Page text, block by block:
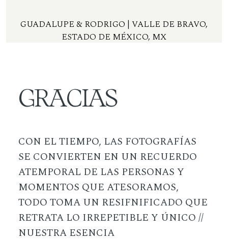
GUADALUPE & RODRIGO | VALLE DE BRAVO,
ESTADO DE MÉXICO, MX
CON EL TIEMPO, LAS FOTOGRAFÍAS
SE CONVIERTEN EN UN RECUERDO
ATEMPORAL DE LAS PERSONAS Y
MOMENTOS QUE ATESORAMOS,
TODO TOMA UN RESIFNIFICADO QUE
RETRATA LO IRREPETIBLE Y ÚNICO //
NUESTRA ESENCIA
GRACIAS